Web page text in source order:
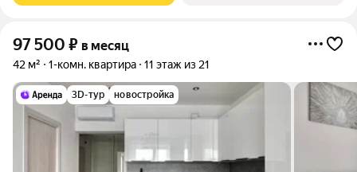
97 500 ₽ в месяц
42 м² 1-комн. квартира 11 этаж из 21
3D-тур новостройка